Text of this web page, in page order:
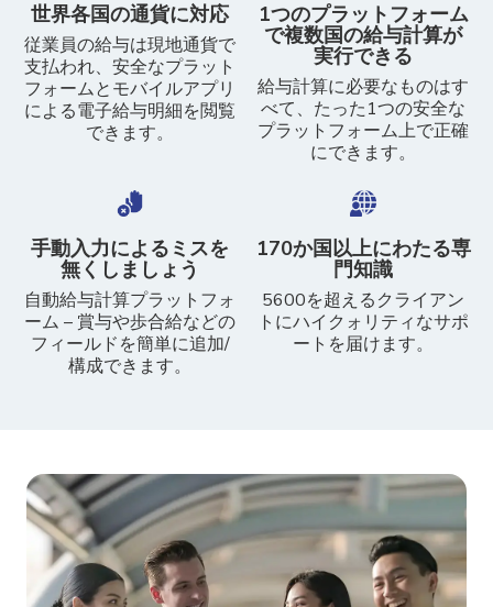
世界各国の通貨に対応
従業員の給与は現地通貨で
支払われ、安全なプラット
フォームとモバイルアプリ
による電子給与明細を閲覧
できます。
1つのプラットフォーム
で複数国の給与計算が
実行できる
給与計算に必要なものはす
べて、たった1つの安全な
プラットフォーム上で正確
にできます。
手動入力によるミスを
無くしましょう
自動給与計算プラットフォ
ーム – 賞与や歩合給などの
フィールドを簡単に追加/
構成できます。
170か国以上にわたる専
門知識
5600を超えるクライアン
トにハイクォリティなサポ
ートを届けます。